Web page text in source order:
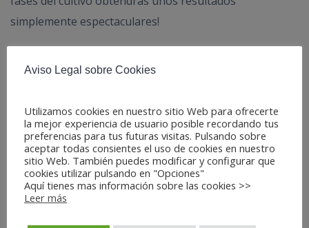
simplemente espectaculares!
fotosíntesis, en el transporte de nutrientes, en la
Además, se encarga de transportar la energía, captada
por la clorofila, al resto de la planta. Por otro lado, el
potasio, es el encargado de ayudar en la floración
interviene en los intercambios de agua a través de las
hojas y raíces y en la formación de encimas. Activa y
Aviso Legal sobre Cookies
Utilizamos cookies en nuestro sitio Web para ofrecerte
la mejor experiencia de usuario posible recordando tus
preferencias para tus futuras visitas. Pulsando sobre
aceptar todas consientes el uso de cookies en nuestro
sitio Web. También puedes modificar y configurar que
cookies utilizar pulsando en "Opciones"
Aquí tienes mas información sobre las cookies >>
Leer más